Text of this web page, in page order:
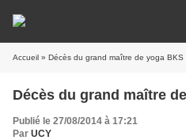
Accueil » Décès du grand maître de yoga BKS
Décès du grand maître
Publié le 27/08/2014 à 17:21
Par UCY